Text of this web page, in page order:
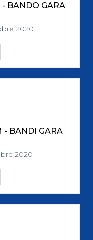
- BANDO GARA
2020
- BANDI GARA
2020